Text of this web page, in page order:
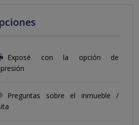
Exposé con la opción de
Preguntas sobre el inmueble /